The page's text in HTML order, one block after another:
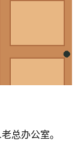
总办公室。